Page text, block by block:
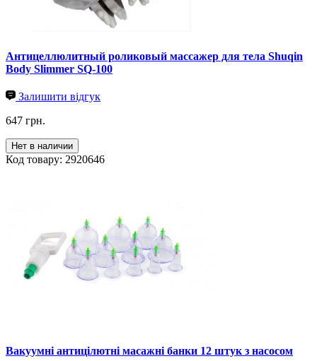
Антицеллюлитный роликовый массажер для тела Shuqin
Body Slimmer SQ-100
Залишити відгук
647 грн.
Нет в наличии
Код товару: 2920646
Вакуумні антицілютні масажні банки 12 штук з насосом